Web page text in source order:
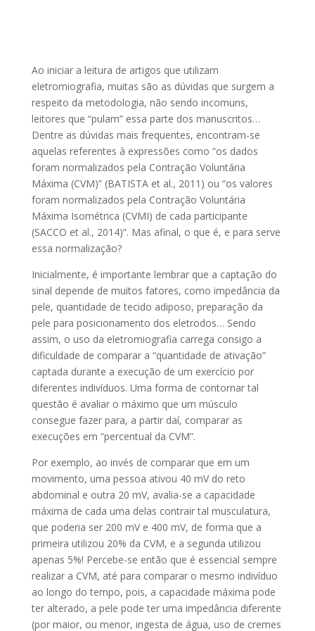
Ao iniciar a leitura de artigos que utilizam
eletromiografia, muitas são as dúvidas que surgem a
respeito da metodologia, não sendo incomuns,
leitores que “pulam” essa parte dos manuscritos…
Dentre as dúvidas mais frequentes, encontram-se
aquelas referentes à expressões como “os dados
foram normalizados pela Contração Voluntária
Máxima (CVM)” (BATISTA et al., 2011) ou “os valores
foram normalizados pela Contração Voluntária
Máxima Isométrica (CVMI) de cada participante
(SACCO et al., 2014)”. Mas afinal, o que é, e para serve
essa normalização?
Inicialmente, é importante lembrar que a captação do
sinal depende de muitos fatores, como impedância da
pele, quantidade de tecido adiposo, preparação da
pele para posicionamento dos eletrodos… Sendo
assim, o uso da eletromiografia carrega consigo a
dificuldade de comparar a “quantidade de ativação”
captada durante a execução de um exercício por
diferentes indivíduos. Uma forma de contornar tal
questão é avaliar o máximo que um músculo
consegue fazer para, a partir daí, comparar as
execuções em “percentual da CVM”.
Por exemplo, ao invés de comparar que em um
movimento, uma pessoa ativou 40 mV do reto
abdominal e outra 20 mV, avalia-se a capacidade
máxima de cada uma delas contrair tal musculatura,
que poderia ser 200 mV e 400 mV, de forma que a
primeira utilizou 20% da CVM, e a segunda utilizou
apenas 5%! Percebe-se então que é essencial sempre
realizar a CVM, até para comparar o mesmo indivíduo
ao longo do tempo, pois, a capacidade máxima pode
ter alterado, a pele pode ter uma impedância diferente
(por maior, ou menor, ingesta de água, uso de cremes